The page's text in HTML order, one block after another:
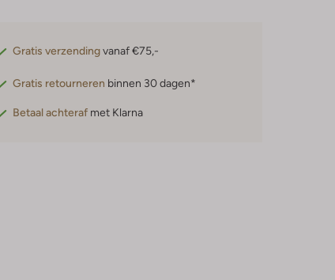
Gratis verzendingvanaf €75,-
Gratis retourneren binnen 30 dagen*
Betaal achteraf met Klarna